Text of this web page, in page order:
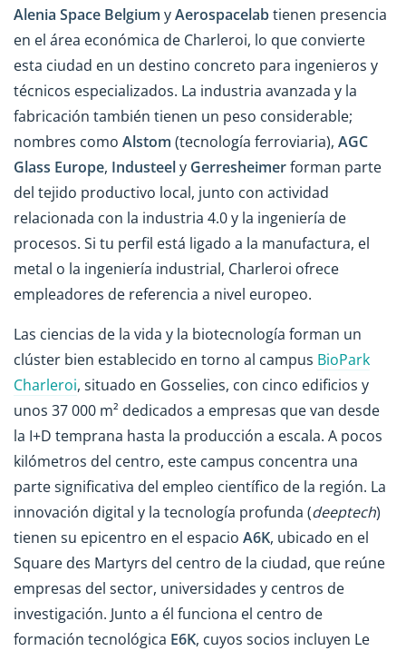
Alenia Space Belgium yAerospacelabtienen presencia
en el área económica de Charleroi, lo que convierte
esta ciudad en un destino concreto para ingenieros y
técnicos especializados. La industria avanzada y la
fabricación también tienen un peso considerable;
nombres como Alstom (tecnología ferroviaria), AGC
Glass Europe, Industeely Gerresheimerforman parte
del tejido productivo local, junto con actividad
relacionada con la industria 4.0 y la ingeniería de
procesos. Si tu perfil está ligado a la manufactura, el
metal o la ingeniería industrial, Charleroi ofrece
empleadores de referencia a nivel europeo.
Las ciencias de la vida y la biotecnología forman un
clúster bien establecido en torno al campus BioPark
Charleroi, situado en Gosselies, con cinco edificios y
unos 37 000 m² dedicados a empresas que van desde
la I+D temprana hasta la producción a escala. A pocos
kilómetros del centro, este campus concentra una
parte significativa del empleo científico de la región. La
innovación digital y la tecnología profunda (deeptech)
tienen su epicentro en el espacio A6K, ubicado en el
Square des Martyrs del centro de la ciudad, que reúne
empresas del sector, universidades y centros de
investigación. Junto a él funciona el centro de
formación tecnológica E6K, cuyos socios incluyen Le